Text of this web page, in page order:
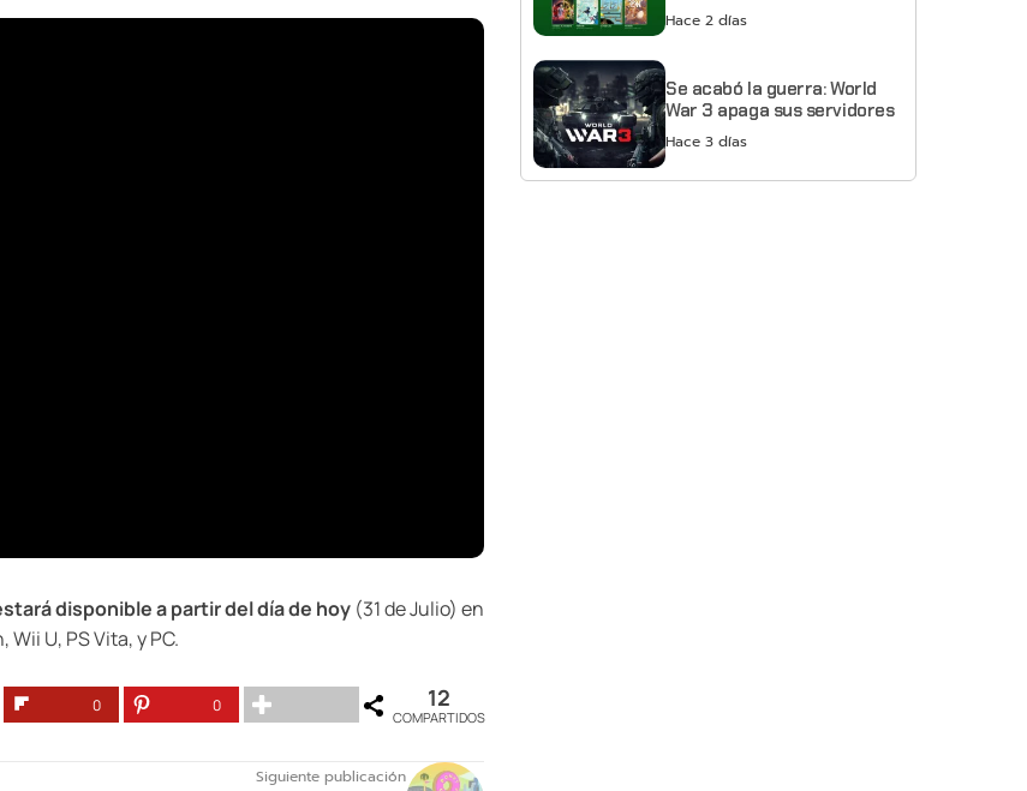
disponible a partir del día de hoy (31 de Julio) en
U, PS Vita, y PC.
0 0 12
COMPARTIDOS
Siguiente publicación
Hace 2 días
Se acabó la guerra: World
War 3 apaga sus servidores
Hace 3 días